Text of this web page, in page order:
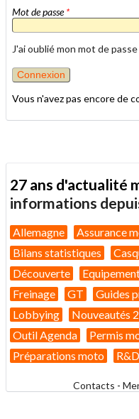
Mot de passe*
J'ai oublié mon mot de passe
Vous n'avez pas encore de
27 ans d'actualité
informations
Allemagne Assurance
Bilans statistiques
Découverte
Freinage
GT Guides
Lobbying
Nouveautés
Outil Agenda
Permis
Préparations moto
R&D
Contacts -